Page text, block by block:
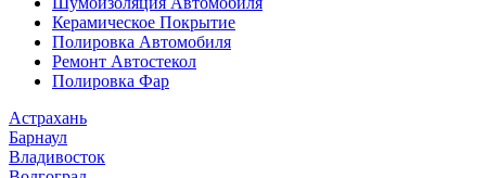
Керамическое Покрытие
Полировка Автомобиля
Ремонт Автостекол
Полировка Фар
Астрахань
Барнаул
Владивосток